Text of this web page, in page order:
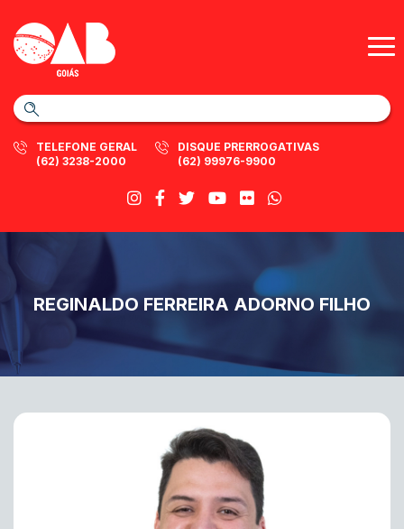
TELEFONE GERAL
(62) 3238-2000
DISQUE PRERROGATIVAS
(62) 99976-9900
REGINALDO FERREIRA ADORNO FILHO